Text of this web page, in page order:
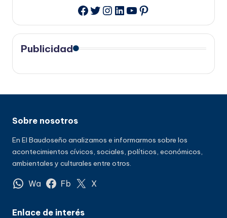
Facebook
Twitter
Instagram
LinkedIn
YouTube
Pinterest
Publicidad
Sobre nosotros
En El Baudoseño analizamos e informarmos sobre los
acontecimientos cívicos, sociales, políticos, económicos,
ambientales y culturales entre otros.
Wa Fb X
Enlace de interés